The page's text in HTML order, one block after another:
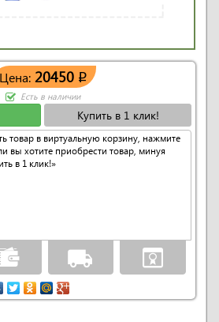
Цена: 20450 q
Есть в наличии
Купить в 1 клик!
товар в виртуальную корзину, нажмите
вы хотите приобрести товар, минуя
в 1 клик!»